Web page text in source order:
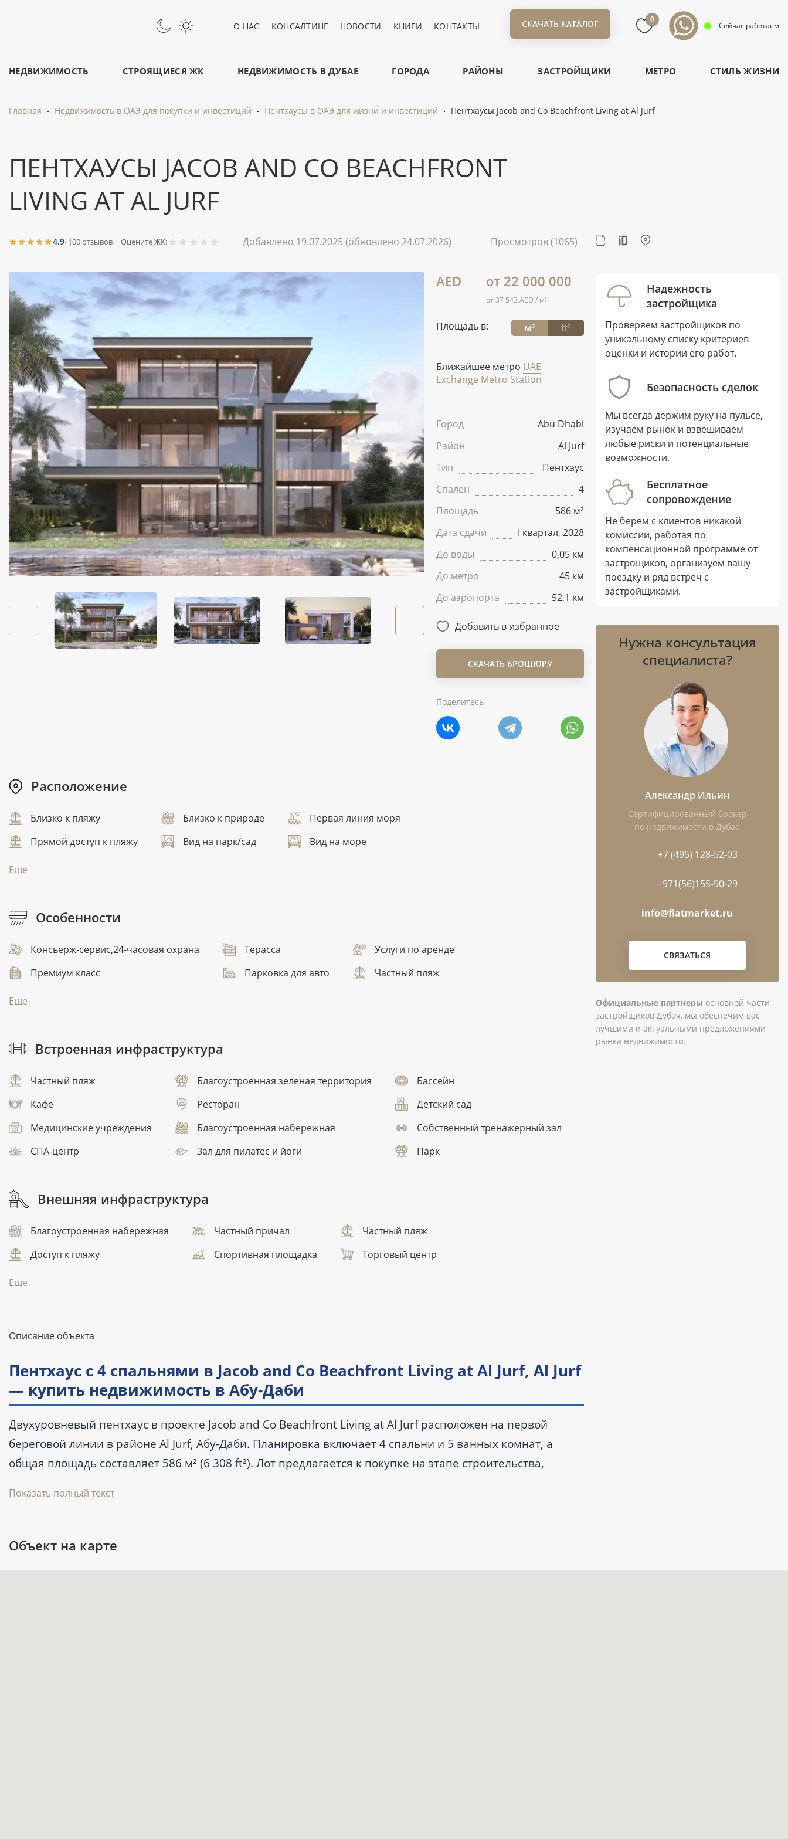
О НАС КОНСАЛТИНГ НОВОСТИ КНИГИ КОНТАКТЫ СКАЧАТЬ КАТАЛОГ 0
Сейчас работаем
НЕДВИЖИМОСТЬ СТРОЯЩИЕСЯ ЖК НЕДВИЖИМОСТЬ В ДУБАЕ ГОРОДА РАЙОНЫ ЗАСТРОЙЩИКИ МЕТРО СТИЛЬ ЖИЗНИ
Главная Недвижимость в ОАЭ для покупки и инвестиций Пентхаусы в ОАЭ для жизни и инвестиций Пентхаусы Jacob and Co Beachfront Living at Al Jurf
ПЕНТХАУСЫ JACOB AND CO BEACHFRONT
LIVING AT AL JURF
★★★★★4.9· 100отзывов Оцените ЖК:★ ★ ★ ★ ★ Добавлено 19.07.2025 (обновлено 24.07.2026) Просмотров(1065)
AED от 22 000 000
от 37 543 AED / м²
Площадь в: м² ft²
Ближайшее метро UAE
Exchange Metro Station
Город
Abu Dhabi
Район
Al Jurf
Тип
Пентхаус
Спален
4
Площадь
586 м²
Дата сдачи
I квартал, 2028
До воды
0,05 км
До метро
45 км
До аэропорта
52,1 км
Добавить в избранное
СКАЧАТЬ БРОШЮРУ
Поделитесь
Расположение
Близко к пляжу Близко к природе
Первая линия моря
Прямой доступ к пляжу
Вид на парк/сад Вид на море
Еще
Особенности
Консьерж-сервис,24-часовая охрана Терасса
Услуги по аренде
Премиум класс
Парковка для авто Частный пляж
Еще
Встроенная инфраструктура
Частный пляж Благоустроенная зеленая территория
Бассейн
Кафе
Ресторан
Детский сад
Медицинские учреждения
Благоустроенная набережная
Собственный тренажерный зал
СПА-центр
Зал для пилатес и йоги Парк
Внешняя инфраструктура
Благоустроенная набережная Частный причал
Частный пляж
Доступ к пляжу
Спортивная площадка Торговый центр
Еще
Описание объекта
Пентхаус с 4 спальнями в Jacob and Co Beachfront Living at Al Jurf, Al Jurf
— купить недвижимость в Абу-Даби
Двухуровневый пентхаус в проекте Jacob and Co Beachfront Living at Al Jurf расположен на первой
береговой линии в районе Al Jurf, Абу-Даби. Планировка включает 4 спальни и 5 ванных комнат, а
общая площадь составляет 586 м² (6 308 ft²). Лот предлагается к покупке на этапе строительства,
запланирована на I квартал 2028 года.
Ключевые характеристики
Тип: пентхаус с 4 спальнями и 5 ванными комнатами.
Показать полный текст
Надежность
застройщика
Проверяем застройщиков по
уникальному списку критериев
оценки и истории его работ.
Безопасность сделок
Мы всегда держим руку на пульсе,
изучаем рынок и взвешиваем
любые риски и потенциальные
возможности.
Бесплатное
сопровождение
Не берем с клиентов никакой
комиссии, работая по
компенсационной программе от
застрощиков, организуем вашу
поездку и ряд встреч с
застройщиками.
Нужна консультация
специалиста?
Александр Ильин
Сертифицированный брокер
по недвижимости в Дубае
+7 (495) 128-52-03
+971(56)155-90-29
info@flatmarket.ru
СВЯЗАТЬСЯ
Официальные партнеры основной части
застройщиков Дубая, мы обеспечим вас
лучшими и актуальными предложениями
рынка недвижимости.
Объект на карте